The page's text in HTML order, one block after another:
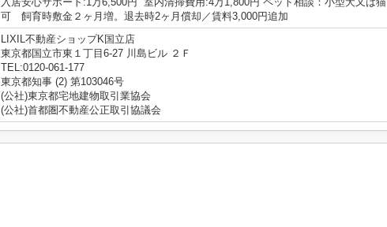
可 飼育時敷金２ヶ月増。退去時2ヶ月償却／賃料3,000円追加
LIXIL不動産ショップK国立店
東京都国立市東１丁目6-27 川島ビル ２Ｆ
TEL:0120-061-177
東京都知事 (2) 第103046号
(公社)東京都宅地建物取引業協会
(公社)首都圏不動産公正取引協議会